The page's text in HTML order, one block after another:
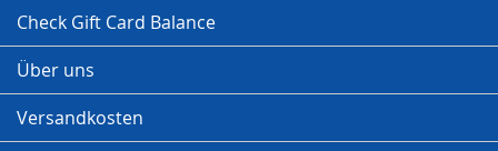
Check Gift Card Balance
Über uns
Versandkosten